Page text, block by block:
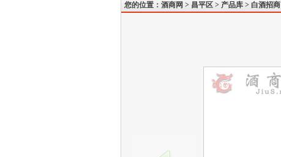
您的位置： 酒商网 > 昌平区 > 产品库 > 白酒招商